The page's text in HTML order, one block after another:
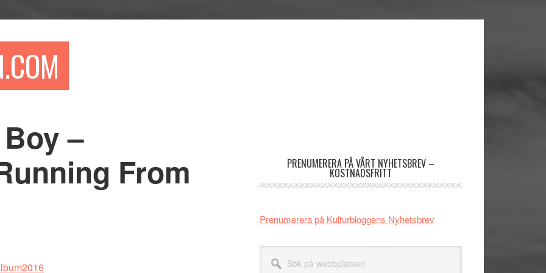
–
From
PRENUMERERA PÅ VÅRT NYHETSBREV –
KOSTNADSFRITT
Prenumerera på Kulturbloggens Nyhetsbrev